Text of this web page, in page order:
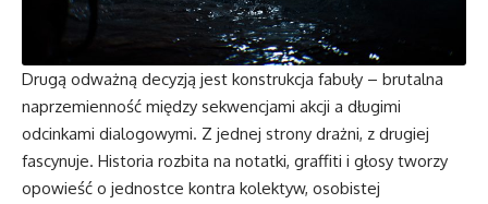
Drugą odważną decyzją jest konstrukcja fabuły – brutalna
naprzemienność między sekwencjami akcji a długimi
odcinkami dialogowymi. Z jednej strony drażni, z drugiej
fascynuje. Historia rozbita na notatki, graffiti i głosy tworzy
opowieść o jednostce kontra kolektyw, osobistej